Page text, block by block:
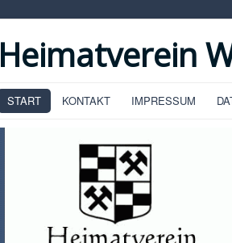
Heimatverein
START KONTAKT IMPRESSUM